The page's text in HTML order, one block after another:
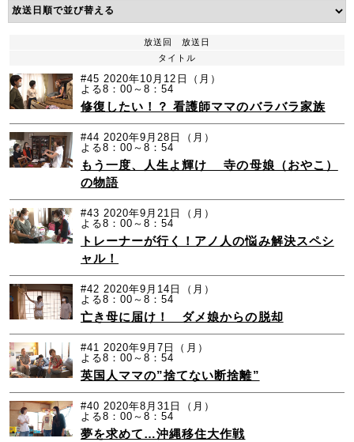
放送回
放送日
タイトル
#45 2020年10月12日（月）
よる8：00～8：54
修復したい！？ 看護師ママのバラバラ家族
#44 2020年9月28日（月）
よる8：00～8：54
もう一度、人生よ輝け 寺の母娘（おやこ）
の物語
#43 2020年9月21日（月）
よる8：00～8：54
トレーナーが行く！アノ人の悩み解決スペシ
ャル！
#42 2020年9月14日（月）
よる8：00～8：54
亡き母に届け！ ダメ娘からの脱却
#41 2020年9月7日（月）
よる8：00～8：54
英国人ママの”捨てない断捨離”
#40 2020年8月31日（月）
よる8：00～8：54
夢を求めて…沖縄移住大作戦